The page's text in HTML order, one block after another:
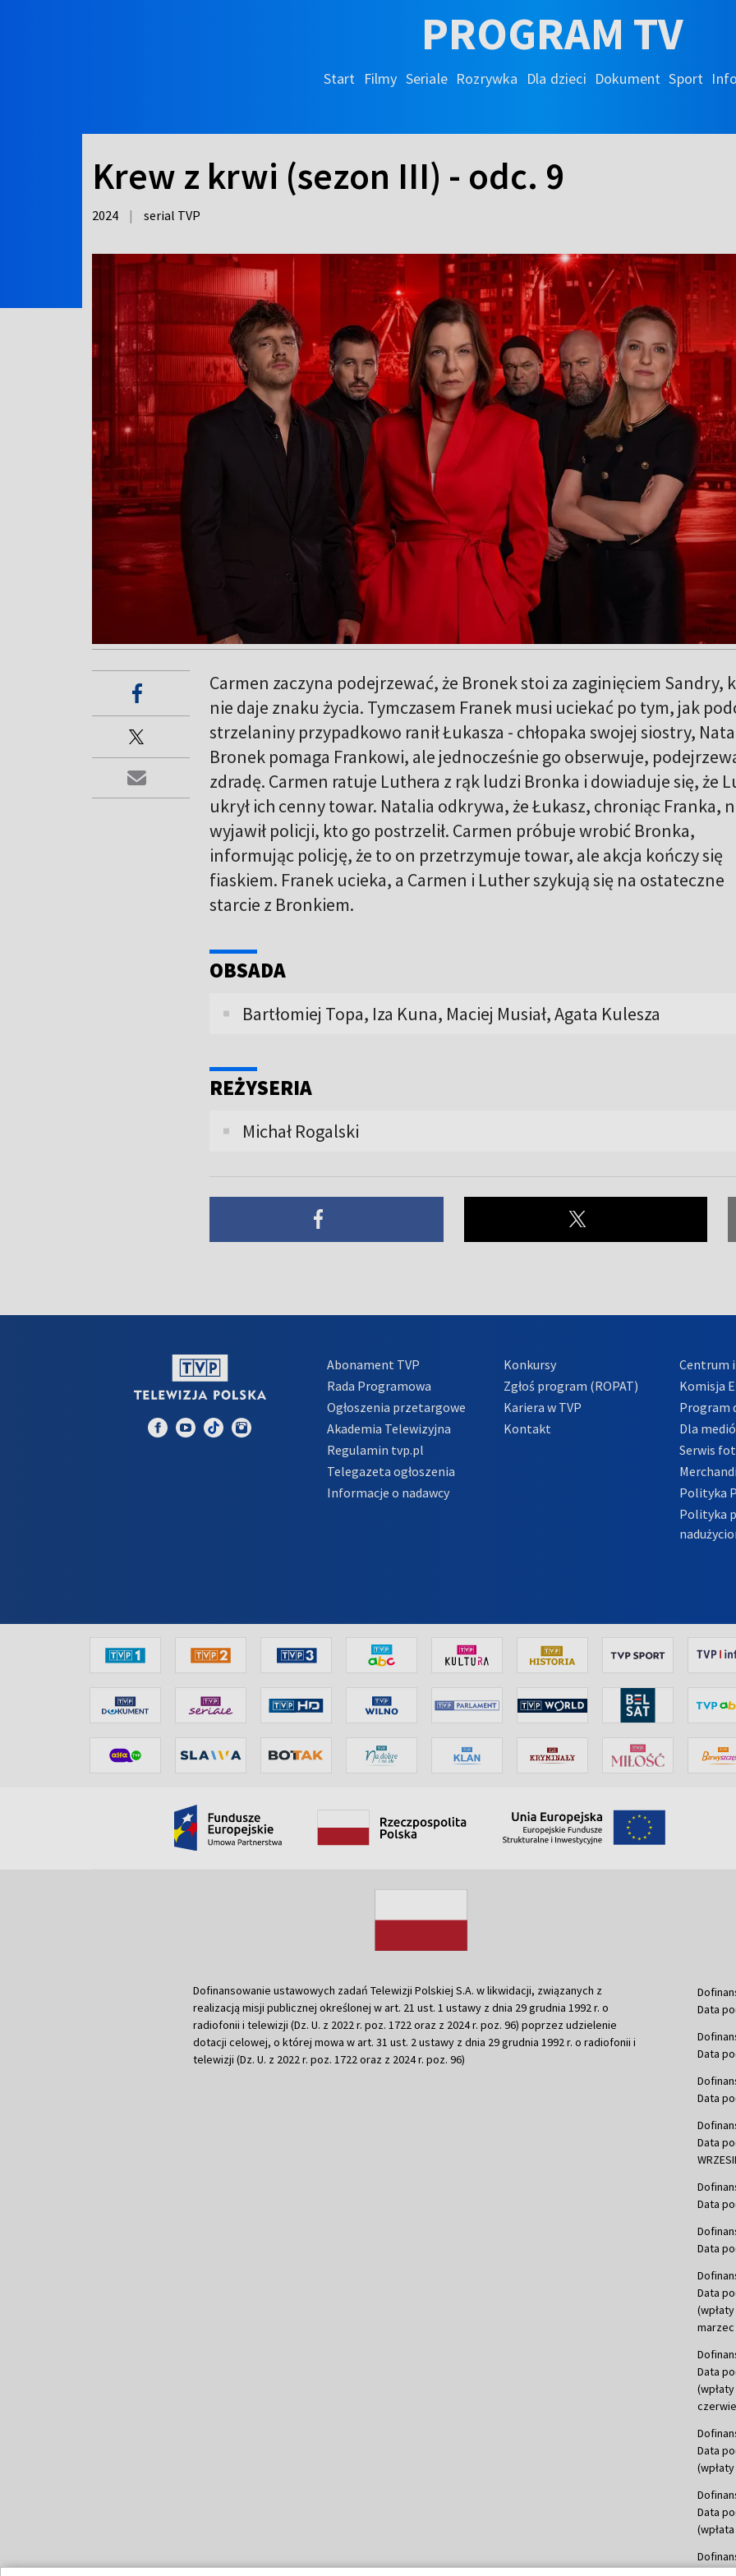
PROGRAM TV
Start Filmy Seriale Rozrywka Dla dzieci Dokument Sport
Krew z krwi (sezon III) - odc. 9
2024 | serial TVP
Carmen zaczyna podejrzewać, że Bronek stoi za zaginięciem Sandry,
nie daje znaku życia. Tymczasem Franek musi uciekać po tym, jak
strzelaniny przypadkowo ranił Łukasza - chłopaka swojej siostry,
Bronek pomaga Frankowi, ale jednocześnie go obserwuje,
zdradę. Carmen ratuje Luthera z rąk ludzi Bronka i dowiaduje się, że
ukrył ich cenny towar. Natalia odkrywa, że Łukasz, chroniąc Franka,
wyjawił policji, kto go postrzelił. Carmen próbuje wrobić Bronka,
informując policję, że to on przetrzymuje towar, ale akcja kończy się
fiaskiem. Franek ucieka, a Carmen i Luther szykują się na ostateczne
starcie z Bronkiem.
OBSADA
Bartłomiej Topa, Iza Kuna, Maciej Musiał, Agata Kulesza
REŻYSERIA
Michał Rogalski
Abonament TVP
Rada Programowa
Ogłoszenia przetargowe
Akademia Telewizyjna
Regulamin tvp.pl
Telegazeta ogłoszenia
Informacje o nadawcy
Konkursy
Zgłoś program (ROPAT)
Kariera w TVP
Kontakt
Centrum
Komisja
Program
Dla
Serwis
Polityka
Polityka
Dofinansowanie ustawowych zadań Telewizji Polskiej S.A. w likwidacji, związanych z
realizacją misji publicznej określonej w art. 21 ust. 1 ustawy z dnia 29 grudnia 1992 r. o
radiofonii i telewizji (Dz. U. z 2022 r. poz. 1722 oraz z 2024 r. poz. 96) poprzez udzielenie
dotacji celowej, o której mowa w art. 31 ust. 2 ustawy z dnia 29 grudnia 1992 r. o radiofonii i
telewizji (Dz. U. z 2022 r. poz. 1722 oraz z 2024 r. poz. 96)
Data
Data
Data
Data
Data
Data
Data
marzec
Data
Data
Data